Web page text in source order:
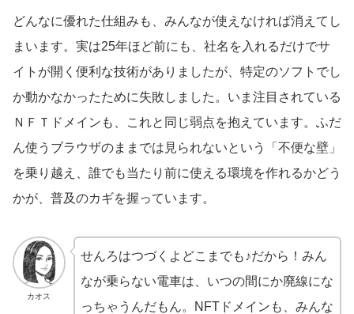
どんなに優れた仕組みも、みんなが使えなければ消えてし
まいます。実は25年ほど前にも、社名を入れるだけでサ
イトが開く便利な技術がありましたが、特定のソフトでし
か動かなかったために失敗しました。いま注目されている
ＮＦＴドメインも、これと同じ弱点を抱えています。ふだ
ん使うブラウザのままでは見られないという「不便な壁」
を乗り越え、誰でも当たり前に使える環境を作れるかどう
かが、普及のカギを握っています。
カオス
せんろはつづくよどこまでも♪だから！みん
なが乗らない電車は、いつの間にか廃線にな
っちゃうんだもん。NFTドメインも、みんな